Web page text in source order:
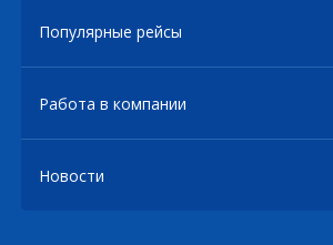
Популярные рейсы
Работа в компании
Новости